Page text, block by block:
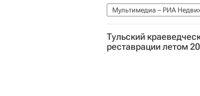
Мультимедиа – РИА
Тульский
реставрации летом